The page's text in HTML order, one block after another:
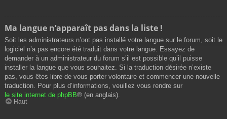
Ma langue n’apparaît pas dans la liste !
Soit les administrateurs n’ont pas installé votre langue sur le forum, soit le
logiciel n’a pas encore été traduit dans votre langue. Essayez de
demander à un administrateur du forum s’il est possible qu’il puisse
installer la langue que vous souhaitez. Si la traduction désirée n’existe
pas, vous êtes libre de vous porter volontaire et commencer une nouvelle
traduction. Pour plus d’informations, veuillez vous rendre sur
le site internet de phpBB® (en anglais).
Haut